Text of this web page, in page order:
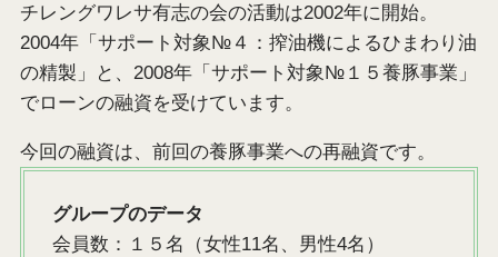
チレングワレサ有志の会の活動は2002年に開始。
2004年「サポート対象№４：搾油機によるひまわり油
の精製」と、2008年「サポート対象№１５養豚事業」
でローンの融資を受けています。
今回の融資は、前回の養豚事業への再融資です。
グループのデータ
会員数：１５名（女性11名、男性4名）